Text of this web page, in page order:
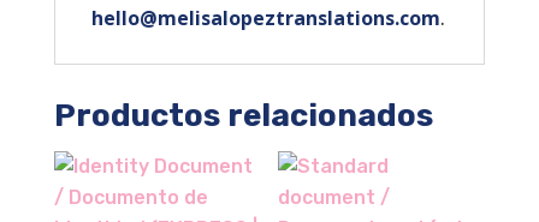
hello@melisalopeztranslations.com.
Productos relacionados